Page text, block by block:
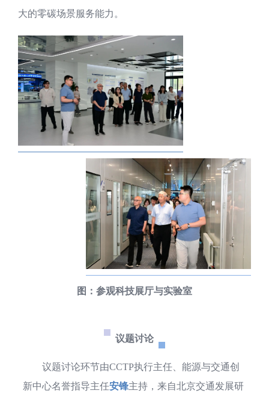
大的零碳场景服务能力。
图：参观科技展厅与实验室
议题讨论
议题讨论环节由CCTP执行主任、能源与交通创
新中心名誉指导主任安锋主持，来自北京交通发展研